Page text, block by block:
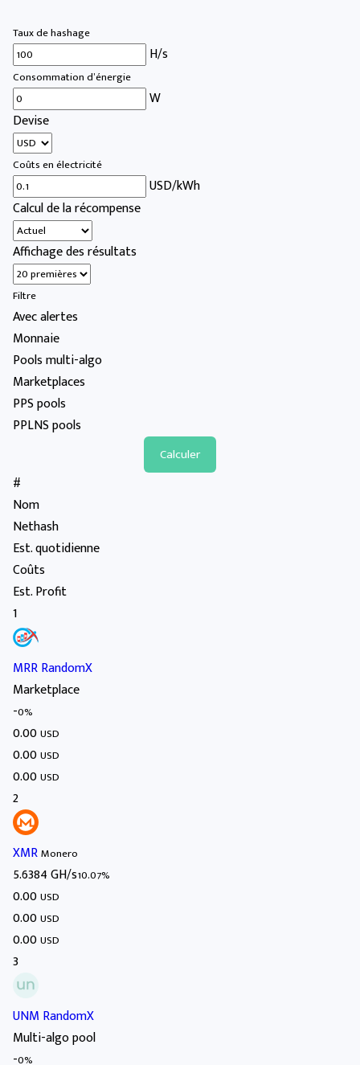
Taux de hashage
H/s
Consommation d’énergie
W
Devise
Coûts en électricité
USD/kWh
Calcul de la récompense
Affichage des résultats
Filtre
Avec alertes
Monnaie
Pools multi-algo
Marketplaces
PPS pools
PPLNS pools
#
Nom
Nethash
Est. quotidienne
Coûts
Est. Profit
1
MRR RandomX
Marketplace
-0%
0.00USD
0.00USD
0.00USD
2
XMRMonero
5.6384 GH/s10.07%
0.00USD
0.00USD
0.00USD
3
UNM RandomX
Multi-algo pool
-0%